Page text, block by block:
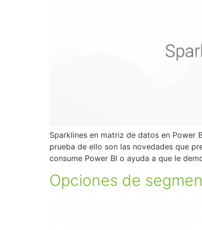
Sparklines en matriz de datos en Power
prueba de ello son las novedades que
consume Power BI o ayuda a que le
Opciones de